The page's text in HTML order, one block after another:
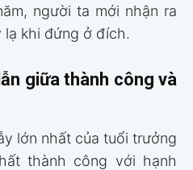
người ta mới nhận ra
lạ khi đứng ở đích.
giữa thành công và
lớn nhất của tuổi trưởng
thành công với hạnh